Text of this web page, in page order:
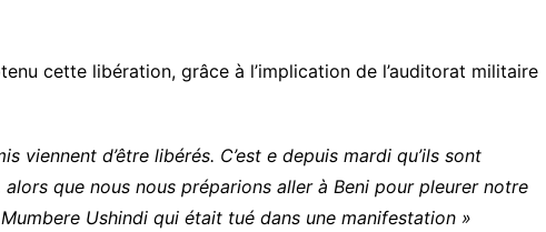
cette libération, grâce à l’implication de l’auditorat militaire
viennent d’être libérés. C’est e depuis mardi qu’ils sont
que nous nous préparions aller à Beni pour pleurer notre
Ushindi qui était tué dans une manifestation »